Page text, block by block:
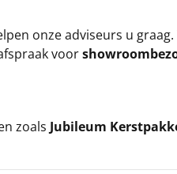
onze adviseurs u
voor
zoals Jubileum